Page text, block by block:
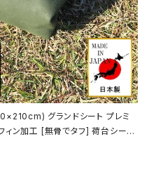
グランドシート プレミ
ィン加工 [無骨でタフ] 荷台シート
ト 頑丈真鍮ハトメ×16 陣幕 キャ